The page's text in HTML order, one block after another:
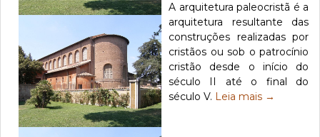
A arquitetura paleocristã é a
arquitetura resultante das
construções realizadas por
cristãos ou sob o patrocínio
cristão desde o início do
século II até o final do
século V. Leia mais →